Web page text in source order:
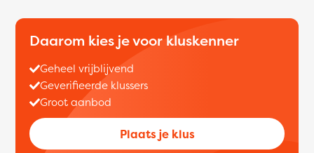
Daarom kies je voor kluskenner
Geheel vrijblijvend
Geverifieerde klussers
Groot aanbod
Plaats je klus